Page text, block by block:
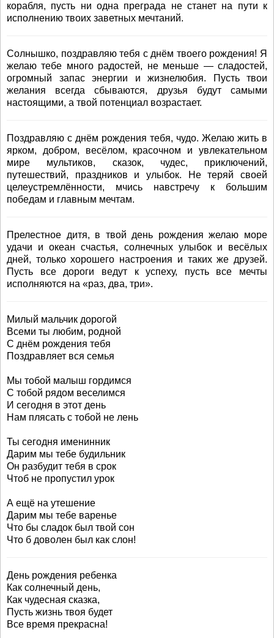
корабля, пусть ни одна преграда не станет на пути к
исполнению твоих заветных мечтаний.
Солнышко, поздравляю тебя с днём твоего рождения! Я
желаю тебе много радостей, не меньше — сладостей,
огромный запас энергии и жизнелюбия. Пусть твои
желания всегда сбываются, друзья будут самыми
настоящими, а твой потенциал возрастает.
Поздравляю с днём рождения тебя, чудо. Желаю жить в
ярком, добром, весёлом, красочном и увлекательном
мире мультиков, сказок, чудес, приключений,
путешествий, праздников и улыбок. Не теряй своей
целеустремлённости, мчись навстречу к большим
победам и главным мечтам.
Прелестное дитя, в твой день рождения желаю море
удачи и океан счастья, солнечных улыбок и весёлых
дней, только хорошего настроения и таких же друзей.
Пусть все дороги ведут к успеху, пусть все мечты
исполняются на «раз, два, три».
Милый мальчик дорогой
Всеми ты любим, родной
С днём рождения тебя
Поздравляет вся семья
Мы тобой малыш гордимся
С тобой рядом веселимся
И сегодня в этот день
Нам плясать с тобой не лень
Ты сегодня именинник
Дарим мы тебе будильник
Он разбудит тебя в срок
Чтоб не пропустил урок
А ещё на утешение
Дарим мы тебе варенье
Что бы сладок был твой сон
Что б доволен был как слон!
День рождения ребенка
Как солнечный день,
Как чудесная сказка,
Пусть жизнь твоя будет
Все время прекрасна!